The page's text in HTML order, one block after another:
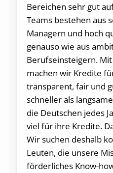
Bereichen sehr gut
Teams bestehen aus
Managern und hoch
genauso wie aus
Berufseinsteigern.
machen wir Kredite
transparent, fair und
schneller als
die Deutschen jedes
viel für ihre Kredite.
Wir suchen deshalb
Leuten, die unsere
förderliches Know-